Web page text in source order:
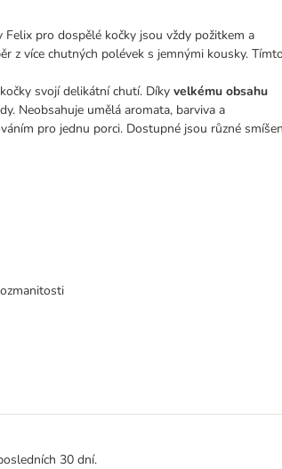
pro dospělé kočky jsou vždy požitkem a
z více chutných polévek s jemnými kousky. Tímto
svojí delikátní chutí. Díky velkému obsahu
Neobsahuje umělá aromata, barviva a
pro jednu porci. Dostupné jsou různé
30 dní.